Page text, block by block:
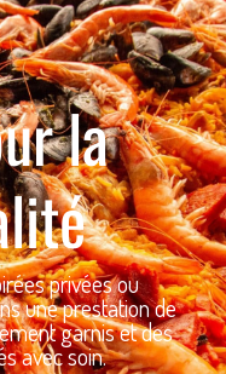
la
privées ou
une prestation de
garnis et des
avec soin.